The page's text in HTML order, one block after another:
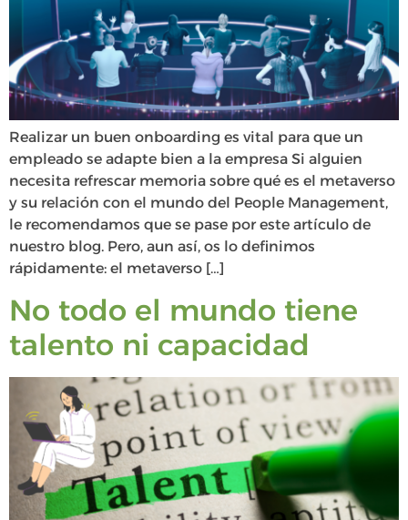
Realizar un buen onboarding es vital para que un
empleado se adapte bien a la empresa Si alguien
necesita refrescar memoria sobre qué es el metaverso
y su relación con el mundo del People Management,
le recomendamos que se pase por este artículo de
nuestro blog. Pero, aun así, os lo definimos
rápidamente: el metaverso […]
No todo el mundo tiene
talento ni capacidad